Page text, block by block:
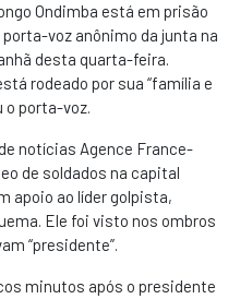
Ondimba está em prisão
voz anônimo da junta na
desta quarta-feira.
rodeado por sua “família e
o porta-voz.
notícias Agence France-
de soldados na capital
apoio ao líder golpista,
Ele foi visto nos ombros
“presidente”.
minutos após o presidente